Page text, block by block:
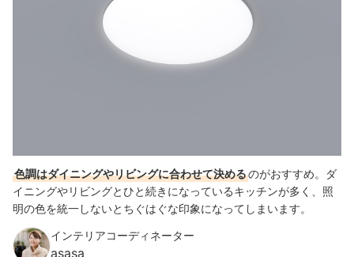
色調はダイニングやリビングに合わせて決めるのがおすすめ。ダ
イニングやリビングとひと続きになっているキッチンが多く、照
明の色を統一しないとちぐはぐな印象になってしまいます。
インテリアコーディネーター
asasa